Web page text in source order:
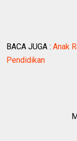
BACA JUGA :Anak
Pendidikan